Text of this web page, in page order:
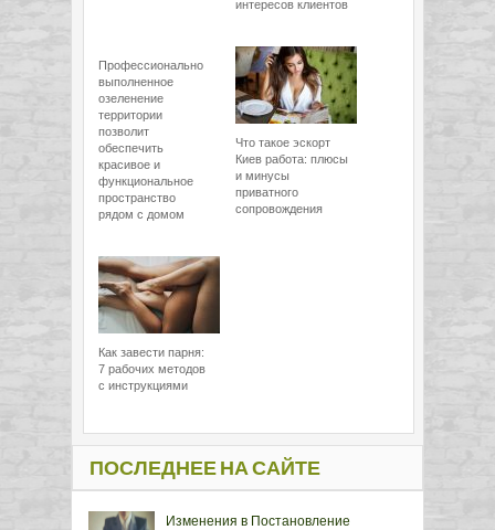
интересов клиентов
Профессионально
выполненное
озеленение
территории
позволит
обеспечить
красивое и
функциональное
пространство
рядом с домом
Что такое эскорт
Киев работа: плюсы
и минусы
приватного
сопровождения
Как завести парня:
7 рабочих методов
с инструкциями
ПОСЛЕДНЕЕ НА САЙТЕ
Изменения в Постановление